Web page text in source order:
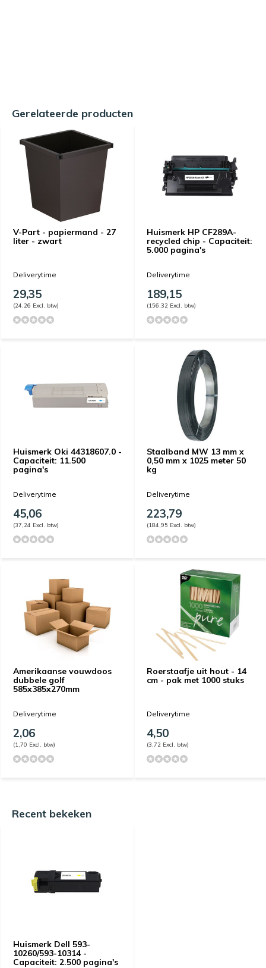
Gerelateerde producten
V-Part - papiermand - 27
liter - zwart
Deliverytime
29,35
(24,26 Excl. btw)
Huismerk HP CF289A-
recycled chip - Capaciteit:
5.000 pagina's
Deliverytime
189,15
(156,32 Excl. btw)
Huismerk Oki 44318607.0 -
Capaciteit: 11.500
pagina's
Deliverytime
45,06
(37,24 Excl. btw)
Staalband MW 13 mm x
0,50 mm x 1025 meter 50
kg
Deliverytime
223,79
(184,95 Excl. btw)
Amerikaanse vouwdoos
dubbele golf
585x385x270mm
Deliverytime
2,06
(1,70 Excl. btw)
Roerstaafje uit hout - 14
cm - pak met 1000 stuks
Deliverytime
4,50
(3,72 Excl. btw)
Recent bekeken
Huismerk Dell 593-
10260/593-10314 -
Capaciteit: 2.500 pagina's